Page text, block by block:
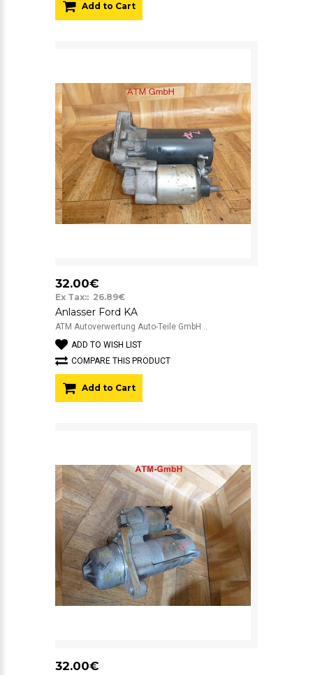
Add to Cart
32.00€
Ex Tax:: 26.89€
Anlasser Ford KA
ATM Autoverwertung Auto-Teile GmbH ..
ADD TO WISH LIST
COMPARE THIS PRODUCT
Add to Cart
32.00€